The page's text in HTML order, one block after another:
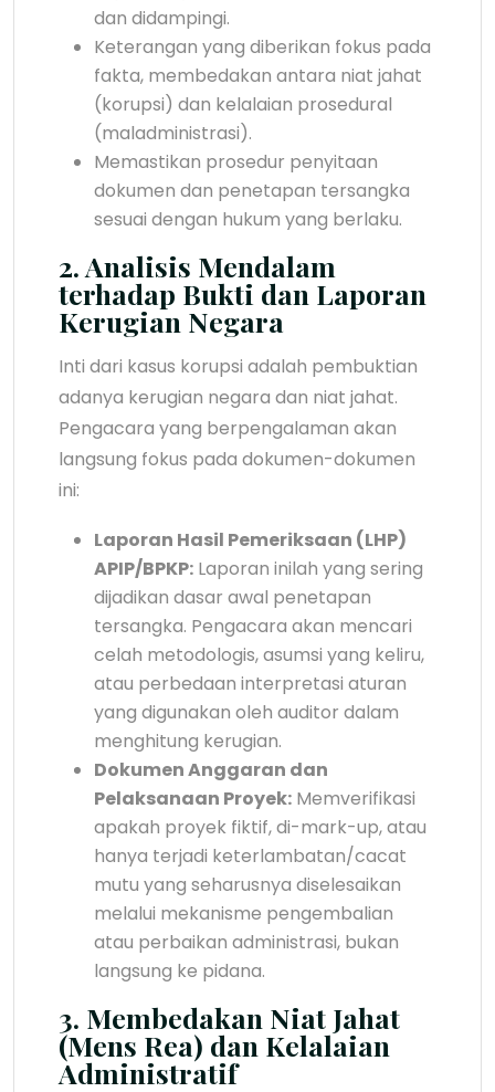
dan didampingi.
Keterangan yang diberikan fokus pada
fakta, membedakan antara niat jahat
(korupsi) dan kelalaian prosedural
(maladministrasi).
Memastikan prosedur penyitaan
dokumen dan penetapan tersangka
sesuai dengan hukum yang berlaku.
2. Analisis Mendalam
terhadap Bukti dan Laporan
Kerugian Negara
Inti dari kasus korupsi adalah pembuktian
adanya kerugian negara dan niat jahat.
Pengacara yang berpengalaman akan
langsung fokus pada dokumen-dokumen
ini:
Laporan Hasil Pemeriksaan (LHP)
APIP/BPKP: Laporan inilah yang sering
dijadikan dasar awal penetapan
tersangka. Pengacara akan mencari
celah metodologis, asumsi yang keliru,
atau perbedaan interpretasi aturan
yang digunakan oleh auditor dalam
menghitung kerugian.
Dokumen Anggaran dan
Pelaksanaan Proyek: Memverifikasi
apakah proyek fiktif, di-mark-up, atau
hanya terjadi keterlambatan/cacat
mutu yang seharusnya diselesaikan
melalui mekanisme pengembalian
atau perbaikan administrasi, bukan
langsung ke pidana.
3. Membedakan Niat Jahat
(Mens Rea) dan Kelalaian
Administratif